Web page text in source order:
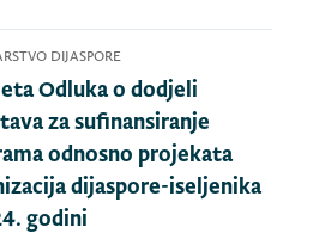
DIJASPORE
Odluka o dodjeli
za sufinansiranje
odnosno projekata
dijaspore-iseljenika
godini